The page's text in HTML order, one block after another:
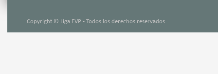
Copyright © Liga FVP - Todos los derechos reservados